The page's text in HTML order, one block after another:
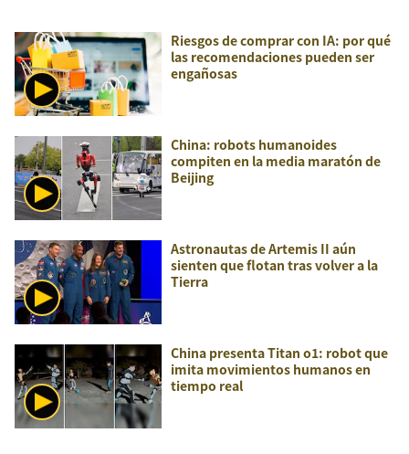
Riesgos de comprar con IA: por qué
las recomendaciones pueden ser
engañosas
China: robots humanoides
compiten en la media maratón de
Beijing
Astronautas de Artemis II aún
sienten que flotan tras volver a la
Tierra
China presenta Titan o1: robot que
imita movimientos humanos en
tiempo real